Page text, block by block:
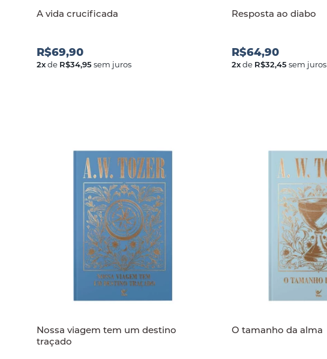
A vida crucificada
R$69,90
2xde R$34,95sem juros
Resposta ao diabo
R$64,90
2xde R$32,45sem juros
Nossa viagem tem um destino
traçado
O tamanho da alma